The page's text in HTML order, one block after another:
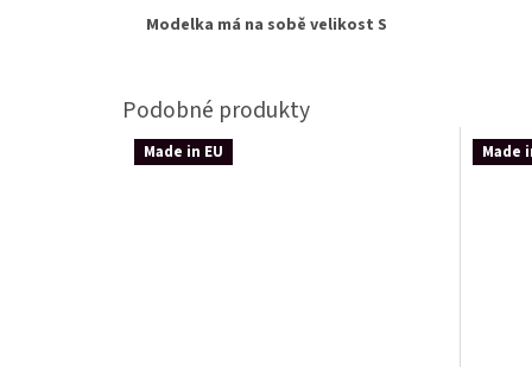
Modelka má na sobě velikost S
Made in EU Made